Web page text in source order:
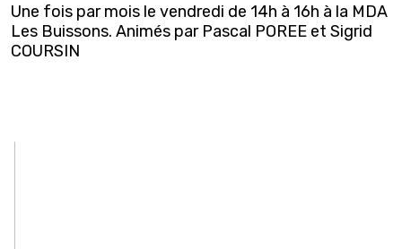
Une fois par mois le vendredi de 14h à 16h à la MDA
Les Buissons. Animés par Pascal POREE et Sigrid
COURSIN